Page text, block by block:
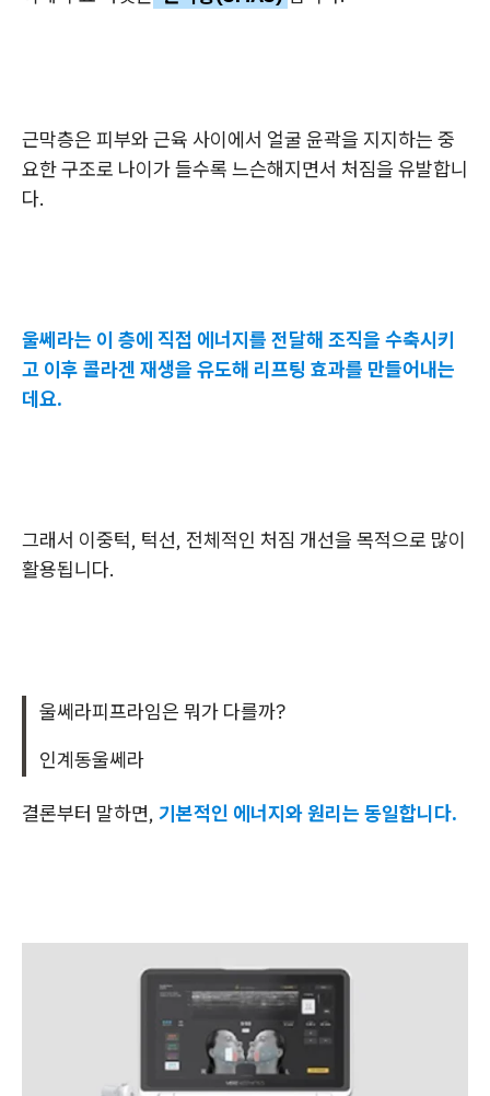
근막층은 피부와 근육 사이에서 얼굴 윤곽을 지지하는 중
요한 구조로 나이가 들수록 느슨해지면서 처짐을 유발합니
다.
울쎄라는 이 층에 직접 에너지를 전달해 조직을 수축시키
고 이후 콜라겐 재생을 유도해 리프팅 효과를 만들어내는
데요.
그래서 이중턱, 턱선, 전체적인 처짐 개선을 목적으로 많이
활용됩니다.
울쎄라피프라임은 뭐가 다를까?
인계동울쎄라
결론부터 말하면, 기본적인 에너지와 원리는 동일합니다.